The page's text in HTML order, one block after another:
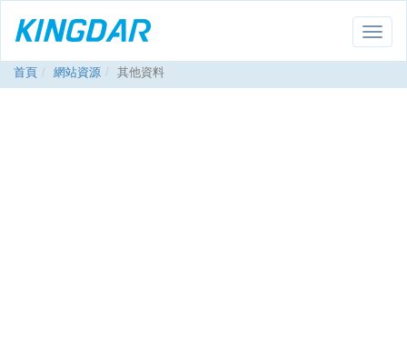
Toggle
首頁
網站資源 其他資料